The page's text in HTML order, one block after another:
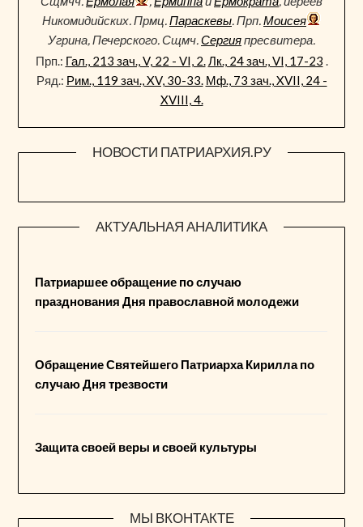
Никомидийских. Прмц.Параскевы. Прп.Моисея
Угрина, Печерского. Сщмч.Сергияпресвитера.
Прп.: Гал., 213 зач., V, 22 - VI, 2.Лк., 24 зач., VI, 17-23 .
Ряд.: Рим., 119 зач., XV, 30-33. Мф., 73 зач., XVII, 24 -
XVIII, 4.
НОВОСТИ ПАТРИАРХИЯ.РУ
АКТУАЛЬНАЯ АНАЛИТИКА
Патриаршее обращение по случаю
празднования Дня православной молодежи
Обращение Святейшего Патриарха Кирилла по
случаю Дня трезвости
Защита своей веры и своей культуры
МЫ ВКОНТАКТЕ